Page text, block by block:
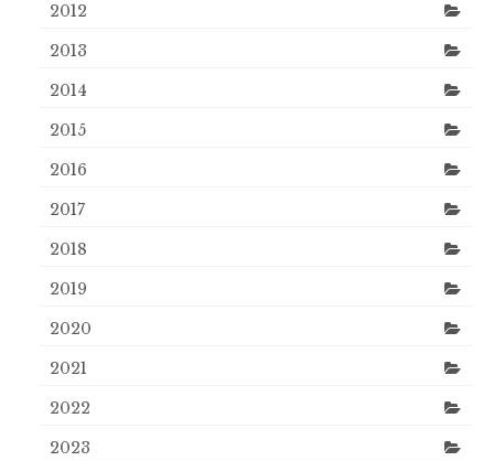
2012
2013
2014
2015
2016
2017
2018
2019
2020
2021
2022
2023